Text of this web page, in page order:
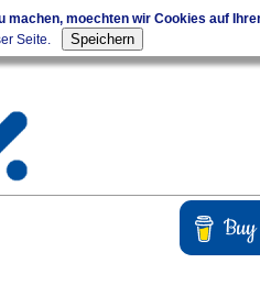
machen, moechten wir Cookies auf
Seite.